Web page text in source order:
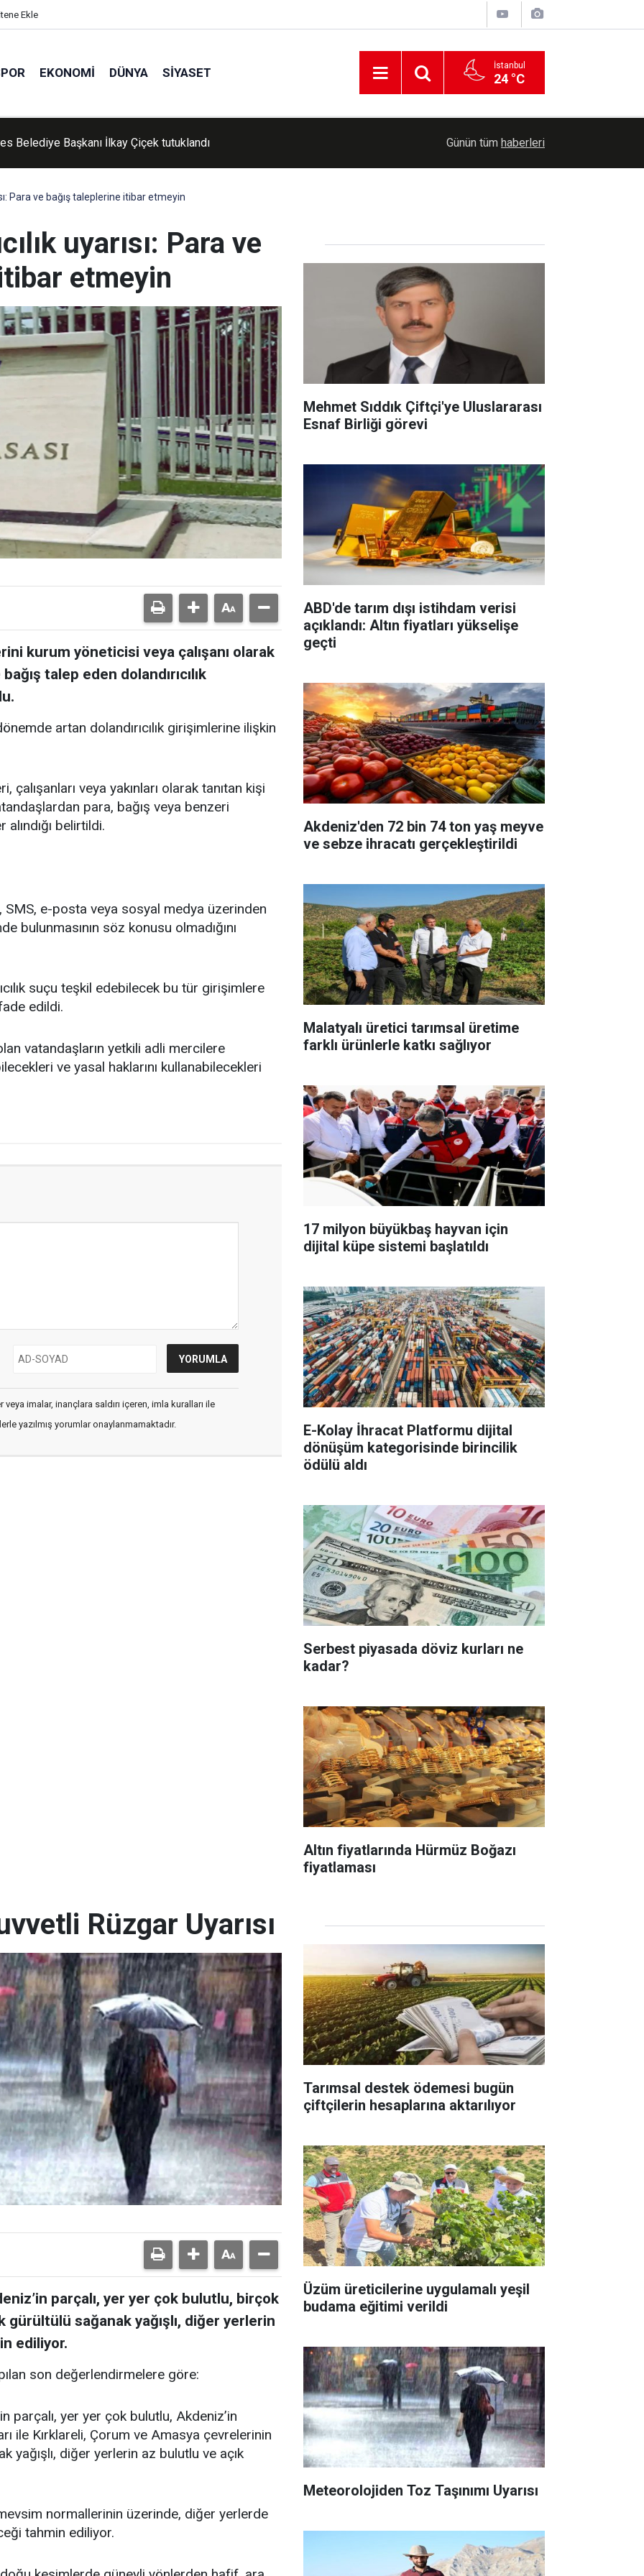
Ekle
EKONOMI DÜNYA SIYASET İstanbul
24 °C
Kur'an kursu öğrencileri piknikte buluştu Erzurum'da Bağımlılıkla Mücadele İl
Günün tüm haberleri
Para ve bağış taleplerine itibar etmeyin
uyarısı: Para ve
etmeyin
kurum yöneticisi veya çalışanı olarak
talep eden dolandırıcılık
artan dolandırıcılık girişimlerine ilişkin
veya yakınları olarak tanıtan kişi
para, bağış veya benzeri
belirtildi.
e-posta veya sosyal medya üzerinden
bulunmasının söz konusu olmadığını
suçu teşkil edebilecek bu tür girişimlere
edildi.
vatandaşların yetkili adli mercilere
ve yasal haklarını kullanabilecekleri
imalar, inançlara saldırı içeren, imla kuralları ile
yazılmış yorumlar onaylanmamaktadır.
Mehmet Sıddık Çiftçi'ye Uluslararası
Esnaf Birliği görevi
ABD'de tarım dışı istihdam verisi
açıklandı: Altın fiyatları yükselişe
geçti
Akdeniz'den 72 bin 74 ton yaş meyve
ve sebze ihracatı gerçekleştirildi
Malatyalı üretici tarımsal üretime
farklı ürünlerle katkı sağlıyor
17 milyon büyükbaş hayvan için
dijital küpe sistemi başlatıldı
E-Kolay İhracat Platformu dijital
dönüşüm kategorisinde birincilik
ödülü aldı
Serbest piyasada döviz kurları ne
kadar?
Altın fiyatlarında Hürmüz Boğazı
fiyatlaması
Rüzgar Uyarısı
parçalı, yer yer çok bulutlu, birçok
sağanak yağışlı, diğer yerlerin
ediliyor.
son değerlendirmelere göre:
parçalı, yer yer çok bulutlu, Akdeniz’in
ile Kırklareli, Çorum ve Amasya çevrelerinin
yağışlı, diğer yerlerin az bulutlu ve açık
normallerinin üzerinde, diğer yerlerde
tahmin ediliyor.
Tarımsal destek ödemesi bugün
çiftçilerin hesaplarına aktarılıyor
Üzüm üreticilerine uygulamalı yeşil
budama eğitimi verildi
Meteorolojiden Toz Taşınımı Uyarısı